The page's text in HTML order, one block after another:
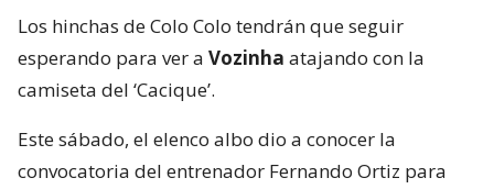
Los hinchas de Colo Colo tendrán que seguir
esperando para ver a Vozinha atajando con la
camiseta del ‘Cacique’.
Este sábado, el elenco albo dio a conocer la
convocatoria del entrenador Fernando Ortiz para